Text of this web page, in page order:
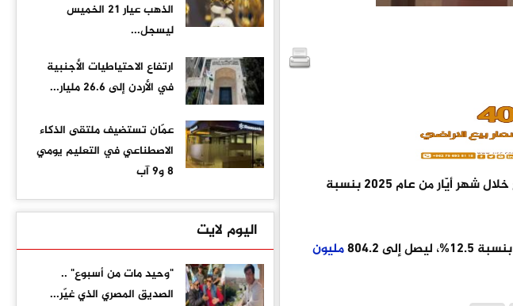
- كشفت بينات البنك المركزي الأردني الى ارتفاع انفاق الأردنيين على السياحة في الخارج خلال شهر أيّار من عام 2025 بنسبة
مليون
الذهب عيار 21 الخميس
ليسجل...
ارتفاع الاحتياطيات الأجنبية
في الأردن إلى 26.6 مليار...
عمّان تستضيف ملتقى الذكاء
الاصطناعي في التعليم يومي
8 و9 آب
اليوم لايت
"وحيد مات من أسبوع" ..
الصديق المصري الذي غيّر...